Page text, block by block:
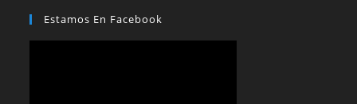
Estamos En Facebook